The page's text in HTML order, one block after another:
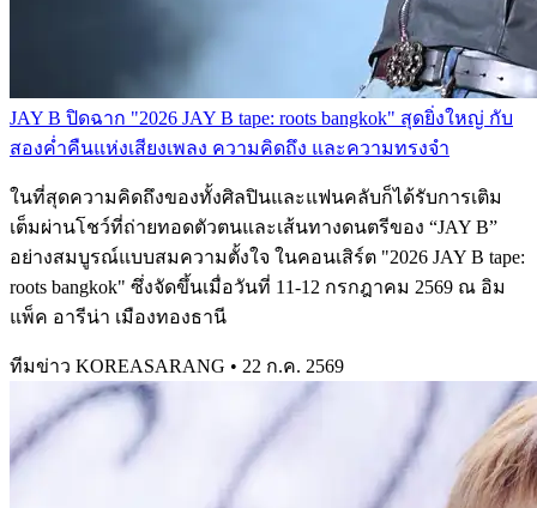
JAY B ปิดฉาก "2026 JAY B tape: roots bangkok" สุดยิ่งใหญ่ กับ
สองค่ำคืนแห่งเสียงเพลง ความคิดถึง และความทรงจำ
ในที่สุดความคิดถึงของทั้งศิลปินและแฟนคลับก็ได้รับการเติม
เต็มผ่านโชว์ที่ถ่ายทอดตัวตนและเส้นทางดนตรีของ “JAY B”
อย่างสมบูรณ์แบบสมความตั้งใจ ในคอนเสิร์ต "2026 JAY B tape:
roots bangkok" ซึ่งจัดขึ้นเมื่อวันที่ 11-12 กรกฎาคม 2569 ณ อิม
แพ็ค อารีน่า เมืองทองธานี
ทีมข่าว KOREASARANG • 22 ก.ค. 2569